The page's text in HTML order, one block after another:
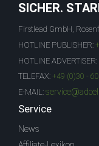
SICHER.
Firstlead GmbH,
HOTLINE PUBLISHER:
HOTLINE ADVERTISER:
TELEFAX: +49 (0)30 -
E-MAIL:
Service
News